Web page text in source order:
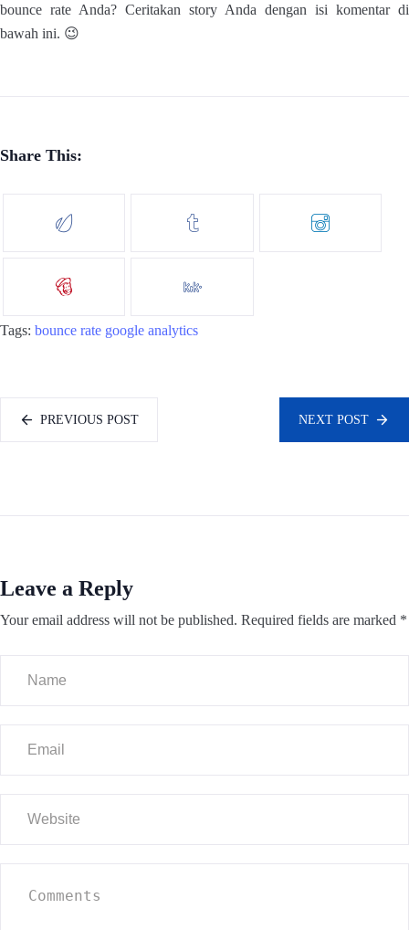
bounce rate Anda? Ceritakan story Anda dengan isi komentar di
bawah ini. 😉
Share This:
Tags: bounce rate google analytics
PREVIOUS POST NEXT POST
Leave a Reply
Your email address will not be published. Required fields are marked *